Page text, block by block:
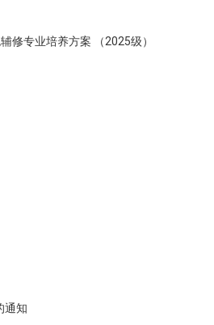
修专业培养方案 （2025级）
通知